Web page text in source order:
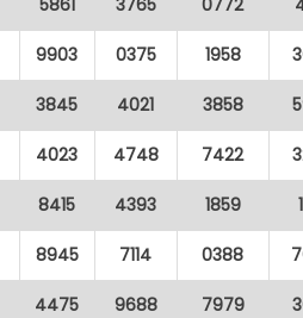
5861 3765 0772
9903 0375 1958
3845 4021 3858
4023 4748 7422
8415 4393 1859
8945 7114 0388
4475 9688 7979